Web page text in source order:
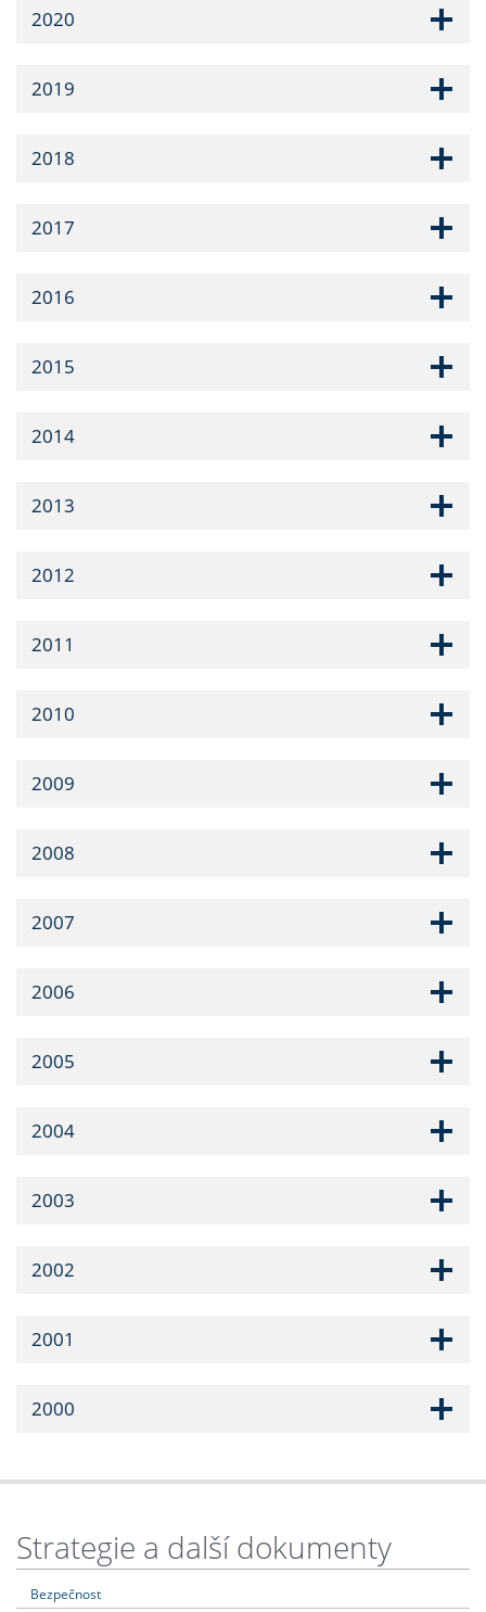
2020
2019
2018
2017
2016
2015
2014
2013
2012
2011
2010
2009
2008
2007
2006
2005
2004
2003
2002
2001
2000
Strategie a další dokumenty
Bezpečnost